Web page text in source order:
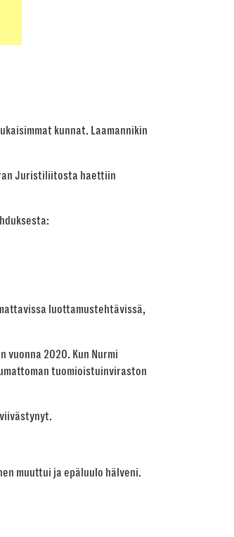
kunnat. Laamannikin
Juristiliitosta haettiin
luottamustehtävissä,
2020. Kun Nurmi
tuomioistuinviraston
muuttui ja epäluulo hälveni.